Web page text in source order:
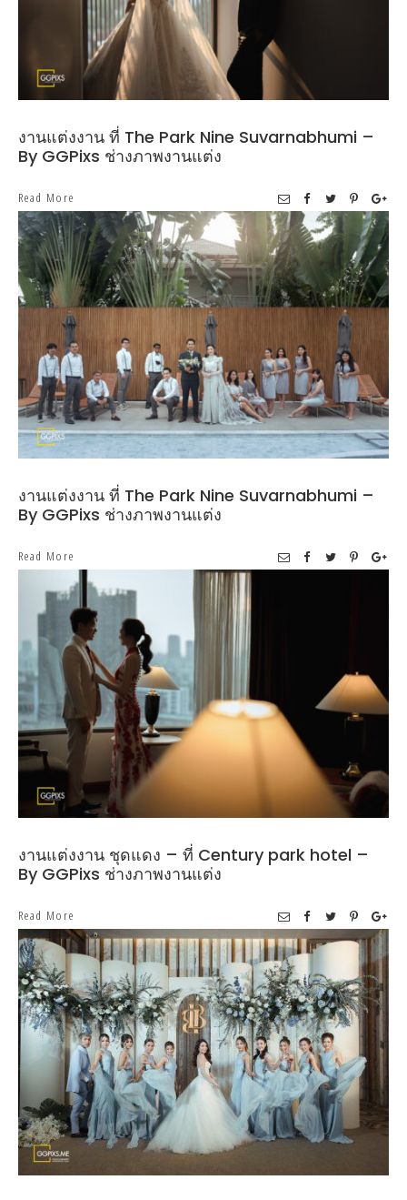
งานแต่งงาน ที่ The Park Nine Suvarnabhumi –
By GGPixs ช่างภาพงานแต่ง
Read More
งานแต่งงาน ที่ The Park Nine Suvarnabhumi –
By GGPixs ช่างภาพงานแต่ง
Read More
งานแต่งงาน ชุดแดง – ที่ Century park hotel –
By GGPixs ช่างภาพงานแต่ง
Read More